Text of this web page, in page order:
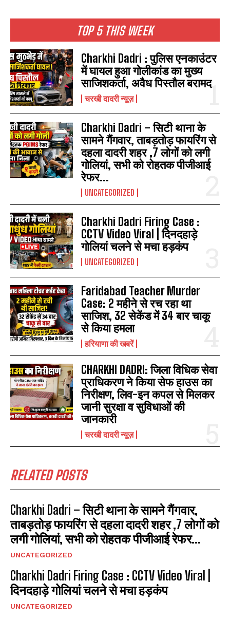
TOP 5 THIS WEEK
Charkhi Dadri : पुलिस एनकाउंटर
में घायल हुआ गोलीकांड का मुख्य
साजिशकर्ता, अवैध पिस्तौल बरामद
चरखी दादरी न्यूज़
Charkhi Dadri – सिटी थाना के
सामने गैंगवार, ताबड़तोड़ फायरिंग से
दहला दादरी शहर ,7 लोगों को लगी
गोलियां, सभी को रोहतक पीजीआई
रेफर...
UNCATEGORIZED
Charkhi Dadri Firing Case :
CCTV Video Viral | दिनदहाड़े
गोलियां चलने से मचा हड़कंप
UNCATEGORIZED
Faridabad Teacher Murder
Case: 2 महीने से रच रहा था
साजिश, 32 सेकेंड में 34 बार चाकू
से किया हमला
हरियाणा की खबरें
CHARKHI DADRI: जिला विधिक सेवा
प्राधिकरण ने किया सेफ हाउस का
निरीक्षण, लिव-इन कपल से मिलकर
जानी सुरक्षा व सुविधाओं की
जानकारी
चरखी दादरी न्यूज़
RELATED POSTS
Charkhi Dadri – सिटी थाना के सामने गैंगवार,
ताबड़तोड़ फायरिंग से दहला दादरी शहर ,7 लोगों को
लगी गोलियां, सभी को रोहतक पीजीआई रेफर...
UNCATEGORIZED
Charkhi Dadri Firing Case : CCTV Video Viral |
दिनदहाड़े गोलियां चलने से मचा हड़कंप
UNCATEGORIZED